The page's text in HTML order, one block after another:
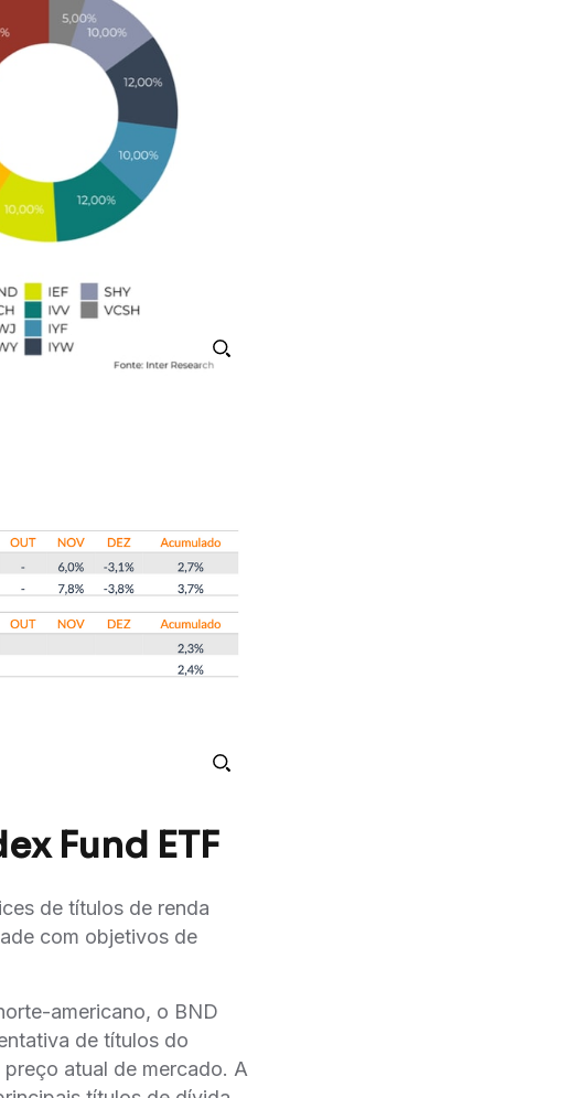
Fund ETF
de títulos de renda
com objetivos de
americano, o BND
de títulos do
atual de mercado. A